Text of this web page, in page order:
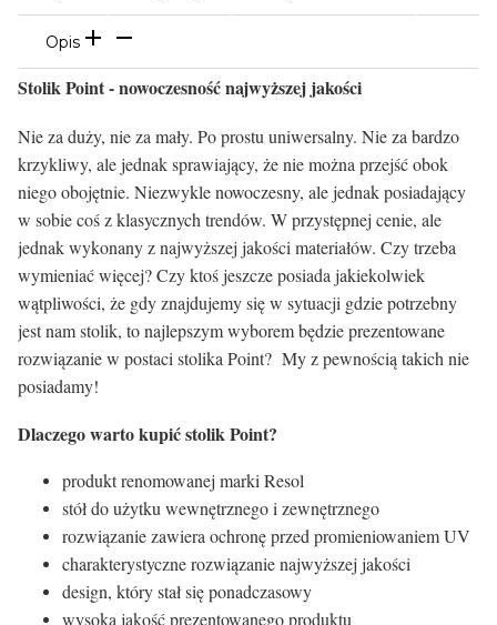
Opis
Stolik Point - nowoczesność najwyższej jakości
Nie za duży, nie za mały. Po prostu uniwersalny. Nie za bardzo
krzykliwy, ale jednak sprawiający, że nie można przejść obok
niego obojętnie. Niezwykle nowoczesny, ale jednak posiadający
w sobie coś z klasycznych trendów. W przystępnej cenie, ale
jednak wykonany z najwyższej jakości materiałów. Czy trzeba
wymieniać więcej? Czy ktoś jeszcze posiada jakiekolwiek
wątpliwości, że gdy znajdujemy się w sytuacji gdzie potrzebny
jest nam stolik, to najlepszym wyborem będzie prezentowane
rozwiązanie w postaci stolika Point? My z pewnością takich nie
posiadamy!
Dlaczego warto kupić stolik Point?
produkt renomowanej marki Resol
stół do użytku wewnętrznego i zewnętrznego
rozwiązanie zawiera ochronę przed promieniowaniem UV
charakterystyczne rozwiązanie najwyższej jakości
design, który stał się ponadczasowy
wysoka jakość prezentowanego produktu